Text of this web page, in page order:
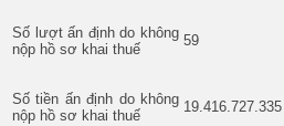
Số lượt ấn định do không
nộp hồ sơ khai thuế
59
Số tiền ấn định do không
nộp hồ sơ khai thuế
19.416.727.335